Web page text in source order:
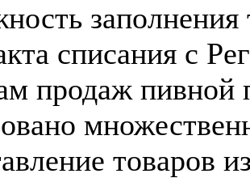
заполнения
списания с
продаж пивной
товаров